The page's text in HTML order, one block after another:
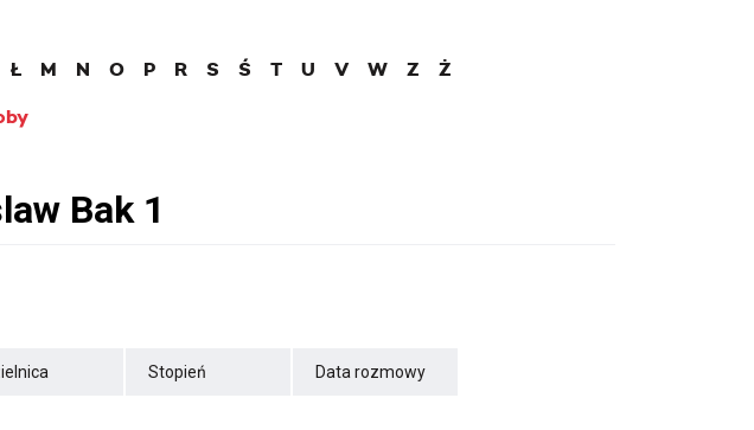
Ł M N O P R S Ś T U V W Z
Ż
Stopień Data rozmowy